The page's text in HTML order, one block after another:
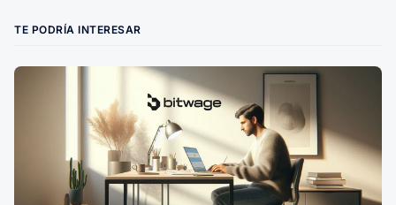
TE PODRÍA INTERESAR